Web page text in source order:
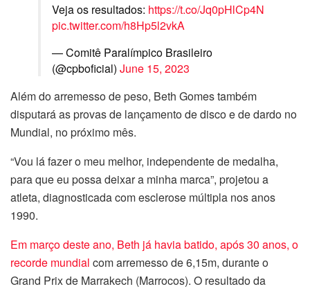
Veja os resultados: https://t.co/Jq0pHlCp4N
pic.twitter.com/h8Hp5l2vkA
— Comitê Paralímpico Brasileiro
(@cpboficial) June 15, 2023
Além do arremesso de peso, Beth Gomes também
disputará as provas de lançamento de disco e de dardo no
Mundial, no próximo mês.
“Vou lá fazer o meu melhor, independente de medalha,
para que eu possa deixar a minha marca”, projetou a
atleta, diagnosticada com esclerose múltipla nos anos
1990.
Em março deste ano, Beth já havia batido, após 30 anos, o
recorde mundial com arremesso de 6,15m, durante o
Grand Prix de Marrakech (Marrocos). O resultado da